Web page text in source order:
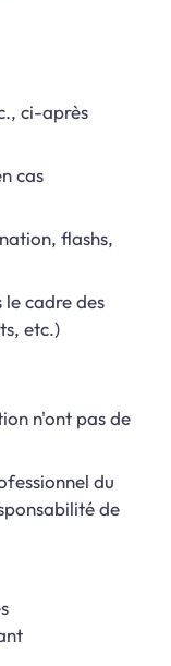
ci-après
cas
flashs,
cadre des
etc.)
n'ont pas de
du
de